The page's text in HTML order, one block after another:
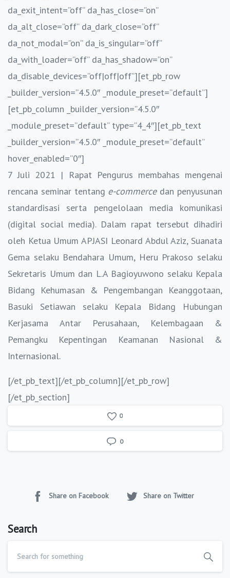
da_exit_intent=”off” da_has_close=”on”
da_alt_close=”off” da_dark_close=”off”
da_not_modal=”on” da_is_singular=”off”
da_with_loader=”off” da_has_shadow=”on”
da_disable_devices=”off|off|off”][et_pb_row
_builder_version=”4.5.0″ _module_preset=”default”]
[et_pb_column _builder_version=”4.5.0″
_module_preset=”default” type=”4_4″][et_pb_text
_builder_version=”4.5.0″ _module_preset=”default”
hover_enabled=”0″]
7 Juli 2021 | Rapat Pengurus membahas mengenai
rencana seminar tentang e-commercedan penyusunan
standardisasi serta pengelolaan media komunikasi
(digital social media). Dalam rapat tersebut dihadiri
oleh Ketua Umum APJASI Leonard Abdul Aziz, Suanata
Gema selaku Bendahara Umum, Heru Prakoso selaku
Sekretaris Umum dan L.A Bagioyuwono selaku Kepala
Bidang Kehumasan & Pengembangan Keanggotaan,
Basuki Setiawan selaku Kepala Bidang Hubungan
Kerjasama Antar Perusahaan, Kelembagaan &
Pemangku Kepentingan Keamanan Nasional &
Internasional.
[/et_pb_text][/et_pb_column][/et_pb_row]
[/et_pb_section]
0
0
Share on Facebook Share on Twitter
Search